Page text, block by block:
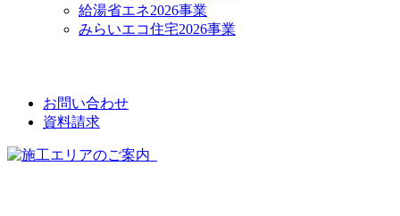
給湯省エネ2026事業
みらいエコ住宅2026事業
お問い合わせ
資料請求